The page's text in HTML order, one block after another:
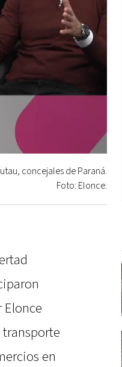
concejales de Paraná.
Foto: Elonce.
Elonce
en